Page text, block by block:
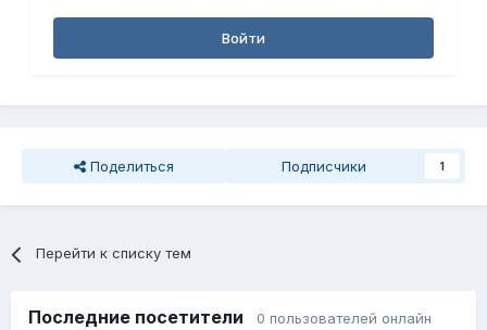
Войти
Поделиться Подписчики 1
Перейти к списку тем
Последние посетители 0 пользователей онлайн